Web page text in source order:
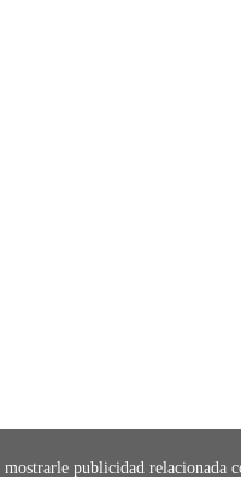
publicidad relacionada